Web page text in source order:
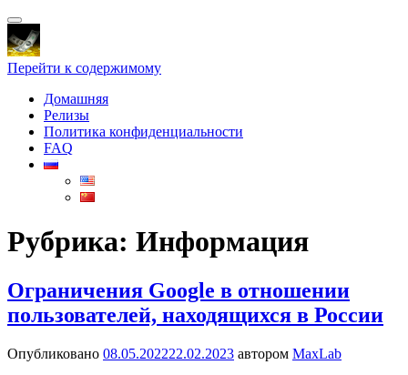
Показать/
Скрыть
навигацию
Перейти к содержимому
Домашняя
Релизы
Политика конфиденциальности
FAQ
Рубрика: Информация
Ограничения Google в отношении
пользователей, находящихся в России
Опубликовано 08.05.202222.02.2023 автором MaxLab